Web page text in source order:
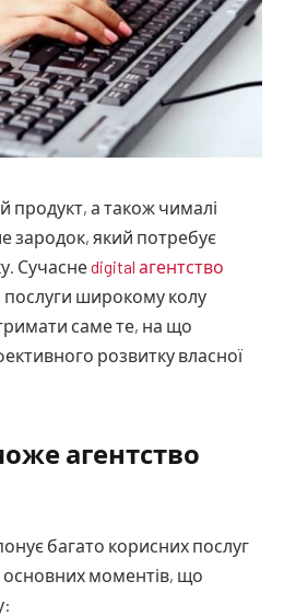
продукт, а також чималі
зародок, який потребує
Сучаснеdigital агентство
послуги широкому колу
саме те, на що
розвитку власної
агентство
багато корисних послуг
основних моментів, що